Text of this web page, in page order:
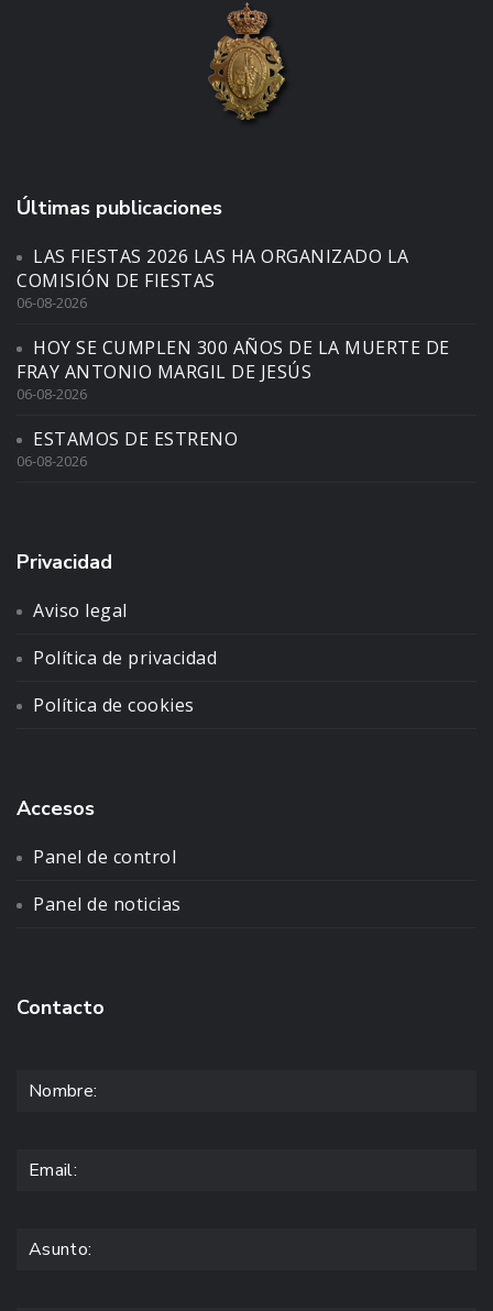
Últimas publicaciones
LAS FIESTAS 2026 LAS HA ORGANIZADO LA
COMISIÓN DE FIESTAS
06-08-2026
HOY SE CUMPLEN 300 AÑOS DE LA MUERTE DE
FRAY ANTONIO MARGIL DE JESÚS
06-08-2026
ESTAMOS DE ESTRENO
06-08-2026
Privacidad
Aviso legal
Política de privacidad
Política de cookies
Accesos
Panel de control
Panel de noticias
Contacto